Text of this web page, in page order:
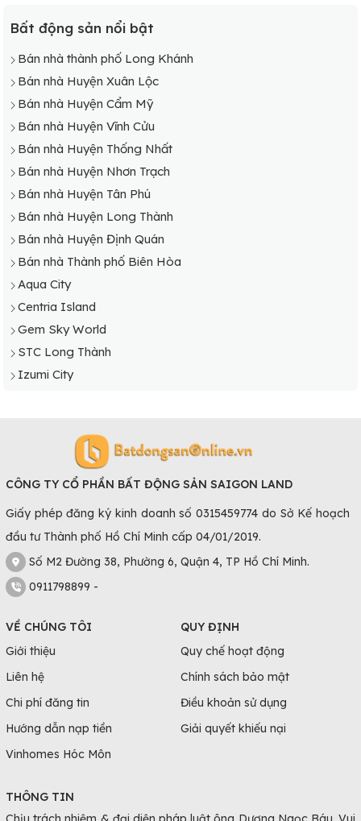
Bất động sản nổi bật
Bán nhà thành phố Long Khánh
Bán nhà Huyện Xuân Lộc
Bán nhà Huyện Cẩm Mỹ
Bán nhà Huyện Vĩnh Cửu
Bán nhà Huyện Thống Nhất
Bán nhà Huyện Nhơn Trạch
Bán nhà Huyện Tân Phú
Bán nhà Huyện Long Thành
Bán nhà Huyện Định Quán
Bán nhà Thành phố Biên Hòa
Aqua City
Centria Island
Gem Sky World
STC Long Thành
Izumi City
CÔNG TY CỔ PHẦN BẤT ĐỘNG SẢN SAIGON LAND
Giấy phép đăng ký kinh doanh số 0315459774 do Sở Kế hoạch
đầu tư Thành phố Hồ Chí Minh cấp 04/01/2019.
Số M2 Đường 38, Phường 6, Quận 4, TP Hồ Chí Minh.
0911798899 -
VỀ CHÚNG TÔI
Giới thiệu
Liên hệ
Chi phí đăng tin
Hướng dẫn nạp tiền
Vinhomes Hóc Môn
QUY ĐỊNH
Quy chế hoạt động
Chính sách bảo mật
Điều khoản sử dụng
Giải quyết khiếu nại
THÔNG TIN